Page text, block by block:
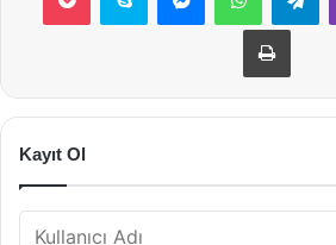
Yazdır
Kayıt Ol